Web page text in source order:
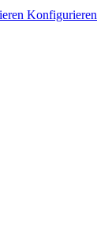
Konfigurieren